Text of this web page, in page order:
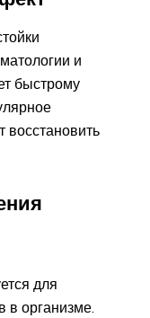
и
быстрому
восстановить
для
организме.